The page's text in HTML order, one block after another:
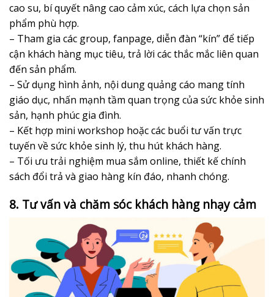
cao su, bí quyết nâng cao cảm xúc, cách lựa chọn sản
phẩm phù hợp.
– Tham gia các group, fanpage, diễn đàn “kín” để tiếp
cận khách hàng mục tiêu, trả lời các thắc mắc liên quan
đến sản phẩm.
– Sử dụng hình ảnh, nội dung quảng cáo mang tính
giáo dục, nhấn mạnh tầm quan trọng của sức khỏe sinh
sản, hạnh phúc gia đình.
– Kết hợp mini workshop hoặc các buổi tư vấn trực
tuyến về sức khỏe sinh lý, thu hút khách hàng.
– Tối ưu trải nghiệm mua sắm online, thiết kế chính
sách đổi trả và giao hàng kín đáo, nhanh chóng.
8. Tư vấn và chăm sóc khách hàng nhạy cảm